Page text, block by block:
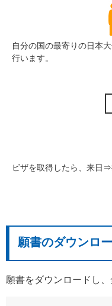
自分の国の最寄りの日本
行います。
ビザを取得したら、来日⇒
願書のダウンロ
願書をダウンロードし、